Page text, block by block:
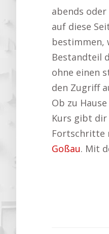
abends
auf diese
bestimmen,
Bestandteil
ohne einen
den Zugriff
Ob zu
Kurs gibt
Fortschritte
Goßau. Mit